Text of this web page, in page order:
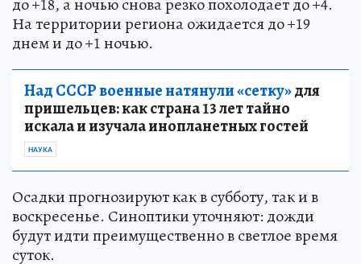
На территории региона ожидается до +19
днем и до +1 ночью.
Над СССР военные натянули «сетку»для
пришельцев: как страна 13 лет тайно
искала и изучала инопланетных гостей
НАУКА
Осадки прогнозируют как в субботу, так и в
воскресенье. Синоптики уточняют: дожди
будут идти преимущественно в светлое время
суток.